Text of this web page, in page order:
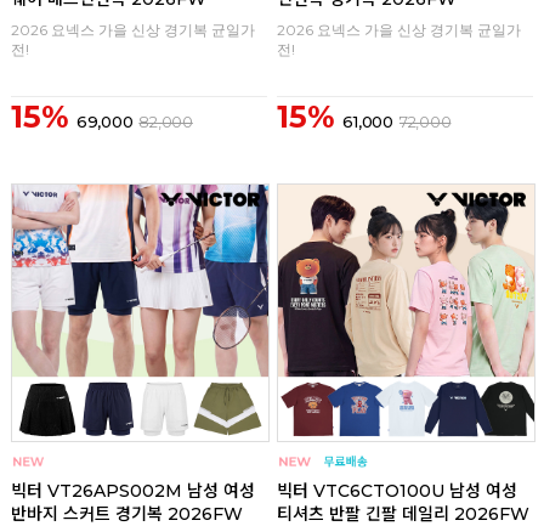
2026 요넥스 가을 신상 경기복 균일가
전!
15% 69,000 82,000
2026 요넥스 가을 신상 경기복 균일가
전!
15% 61,000 72,000
빅터 VT26APS002M 남성 여성
반바지 스커트 경기복 2026FW
빅터 VTC6CTO100U 남성 여성
티셔츠 반팔 긴팔 데일리 2026FW